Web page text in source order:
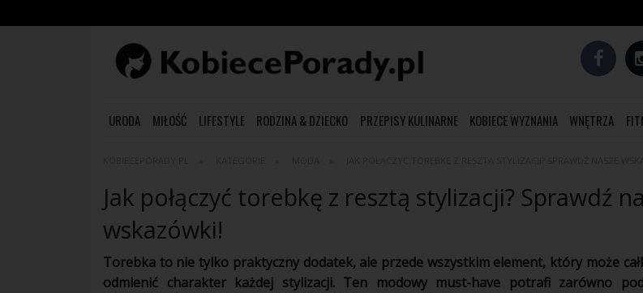
URODA MIŁOŚĆ LIFESTYLE RODZINA & DZIECKO PRZEPISY KULINARNE KOBIECE WYZNANIA WNĘTRZA
Jak połączyć torebkę z resztą stylizacji? Sprawdź
wskazówki!
Torebka to nie tylko praktyczny dodatek, ale przede wszystkim element, który może
odmienić charakter każdej stylizacji. Ten modowy must-have potrafi zarówno